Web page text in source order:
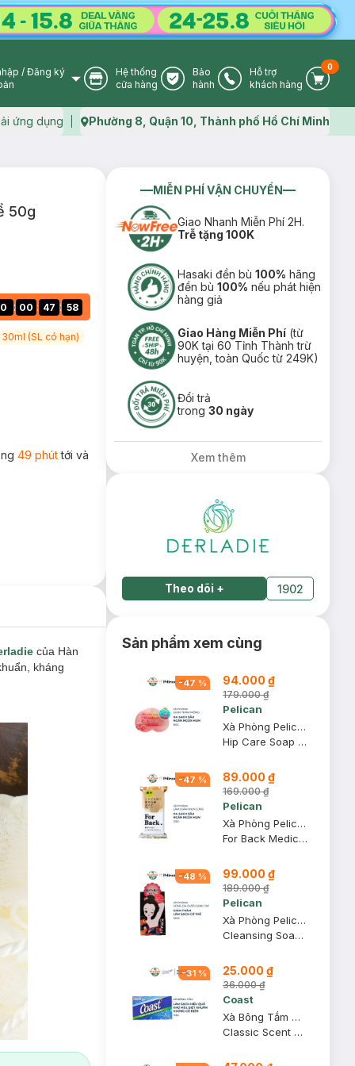
User Icon
/ Đăng ký
Store Icon
Hệ thống
cửa hàng
Warranty Icon
Bảo
hành
Phone Icon
Hỗ trợ
khách hàng
Cart
0
ứng dụng Map icon
Phường 8, Quận 10, Thành phố Hồ Chí Minh
50g
0 : 00 : 47 : 57
(SL có hạn)
49 phúttới và
của Hàn
kháng
MIỄN PHÍ VẬN CHUYỂN
Giao Nhanh Miễn Phí 2H.
Trễ tặng 100K
Hasaki đền bù100% hãng
đền bù100% nếu phát hiện
hàng giả
Giao Hàng Miễn Phí (từ
90K tại 60 Tỉnh Thành trừ
huyện, toàn Quốc từ 249K)
Đổi trả
trong30 ngày
Xem thêm
Theo dõi + 1902
Sản phẩm xem cùng
-47 % 94.000 ₫
179.000 ₫
Pelican
Xà Phòng Pelican Làm Giảm Mụn Và Thâm Mông 80g
Hip Care Soap Peach
-47 % 89.000 ₫
169.000 ₫
Pelican
Xà Phòng Pelican Làm Giảm Mụn Lưng 135g
For Back Medicated Soap
-48 % 99.000 ₫
189.000 ₫
Pelican
Xà Phòng Pelican Giảm Thâm Vùng Da Dưới Cánh Tay 100g
Cleansing Soap For Black Spots
-31 % 25.000 ₫
36.000 ₫
Coast
Xà Bông Tắm Coast Hương Cổ Điển 113g
Classic Scent Refreshing Deodorant Soap